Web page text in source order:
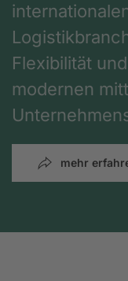
Flexibilität
modernen
mehr